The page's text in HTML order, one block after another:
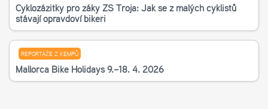
Cyklozážitky pro žáky ZŠ Troja: Jak se z malých cyklistů
stávají opravdoví bikeři
REPORTÁŽE Z KEMPŮ
Mallorca Bike Holidays 9.–18. 4. 2026